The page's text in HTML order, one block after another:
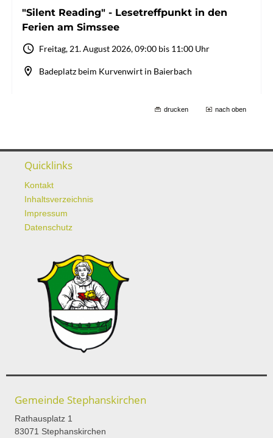
drucken nach oben
Quicklinks
Kontakt
Inhaltsverzeichnis
Impressum
Datenschutz
Gemeinde Stephanskirchen
Rathausplatz 1
83071 Stephanskirchen